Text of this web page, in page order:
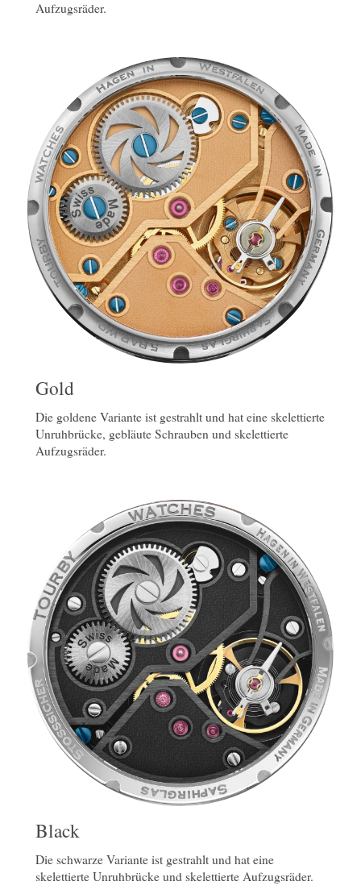
Aufzugsräder.
Gold
Die goldene Variante ist gestrahlt und hat eine skelettierte
Unruhbrücke, gebläute Schrauben und skelettierte
Aufzugsräder.
Black
Die schwarze Variante ist gestrahlt und hat eine
skelettierte Unruhbrücke und skelettierte Aufzugsräder.